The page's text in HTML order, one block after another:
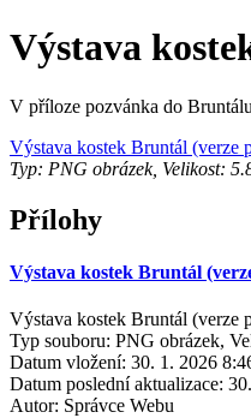
Výstava
V příloze pozvánka do
Výstava kostek Bruntál (verze
Typ: PNG obrázek, Velikost:
Přílohy
Výstava kostek Bruntál
Výstava kostek Bruntál (verze
Typ souboru: PNG obrázek,
Datum vložení: 30. 1. 2026
Datum poslední aktualizace:
Autor: Správce Webu